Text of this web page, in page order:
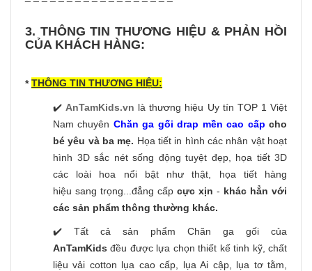
3. THÔNG TIN THƯƠNG HIỆU & PHẢN HỒI
CỦA KHÁCH HÀNG:
*THÔNG TIN THƯƠNG HIỆU:
✔️ AnTamKids.vn là thương hiệu Uy tín TOP 1 Việt
Nam chuyên Chăn ga gối drap mền cao cấp cho
bé yêu và ba mẹ. Họa tiết in hình các nhân vật hoạt
hình 3D sắc nét sống động tuyệt đẹp, họa tiết 3D
các loài hoa nổi bật như thật, họa tiết hàng
hiệu sang trọng...đẳng cấp cực xịn - khác hẳn với
các sản phẩm thông thường khác.
✔️ Tất cả sản phẩm Chăn ga gối của
AnTamKids đều được lựa chọn thiết kế tinh kỹ, chất
liệu vải cotton lụa cao cấp, lụa Ai cập, lụa tơ tằm,